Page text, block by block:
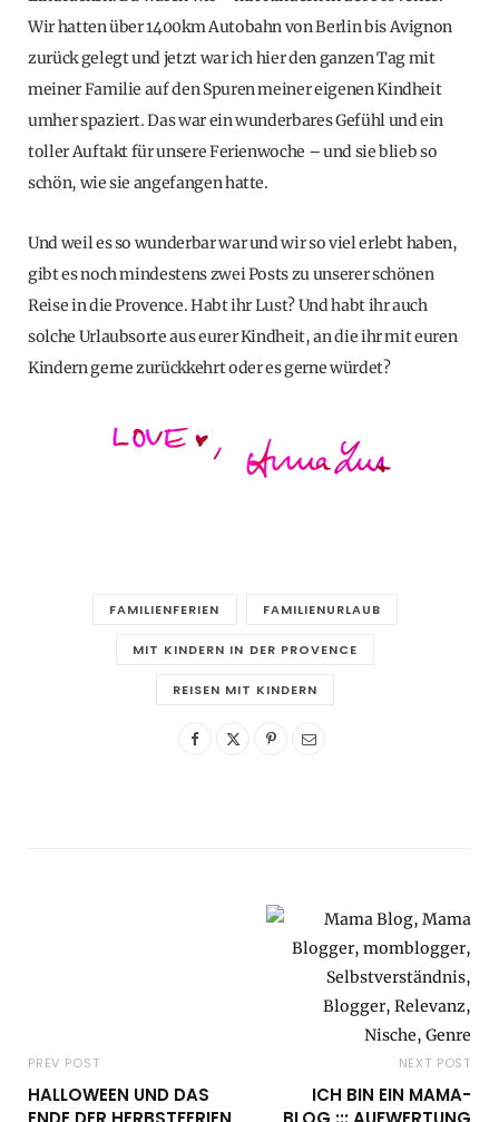
Wir hatten über 1400km Autobahn von Berlin bis Avignon
zurück gelegt und jetzt war ich hier den ganzen Tag mit
meiner Familie auf den Spuren meiner eigenen Kindheit
umher spaziert. Das war ein wunderbares Gefühl und ein
toller Auftakt für unsere Ferienwoche – und sie blieb so
schön, wie sie angefangen hatte.
Und weil es so wunderbar war und wir so viel erlebt haben,
gibt es noch mindestens zwei Posts zu unserer schönen
Reise in die Provence. Habt ihr Lust? Und habt ihr auch
solche Urlaubsorte aus eurer Kindheit, an die ihr mit euren
Kindern gerne zurückkehrt oder es gerne würdet?
FAMILIENFERIEN FAMILIENURLAUB
MIT KINDERN IN DER PROVENCE
REISEN MIT KINDERN
PREV POST
HALLOWEEN UND DAS
NEXT POST
ICH BIN EIN MAMA-